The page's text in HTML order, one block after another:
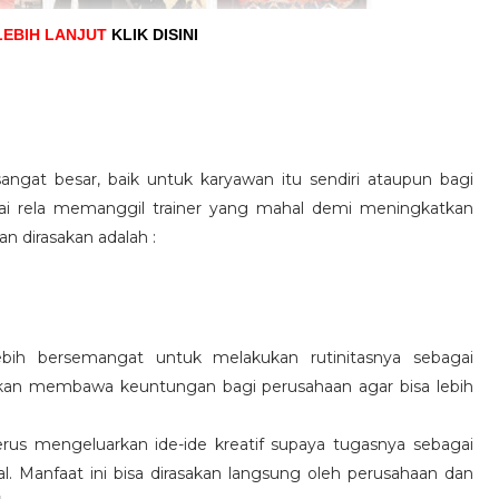
LANJUT KLIK DISINI
besar, baik untuk karyawan itu sendiri ataupun bagi
rela memanggil trainer yang mahal demi meningkatkan
dirasakan adalah :
bersemangat untuk melakukan rutinitasnya sebagai
membawa keuntungan bagi perusahaan agar bisa lebih
mengeluarkan ide-ide kreatif supaya tugasnya sebagai
Manfaat ini bisa dirasakan langsung oleh perusahaan dan